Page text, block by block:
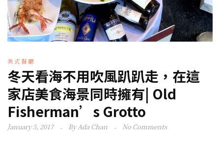
美式餐廳
冬天看海不用吹風趴趴走，在這
家店美食海景同時擁有| Old
Fisherman’s Grotto
January 5, 2017 ByAda Chan No Comments